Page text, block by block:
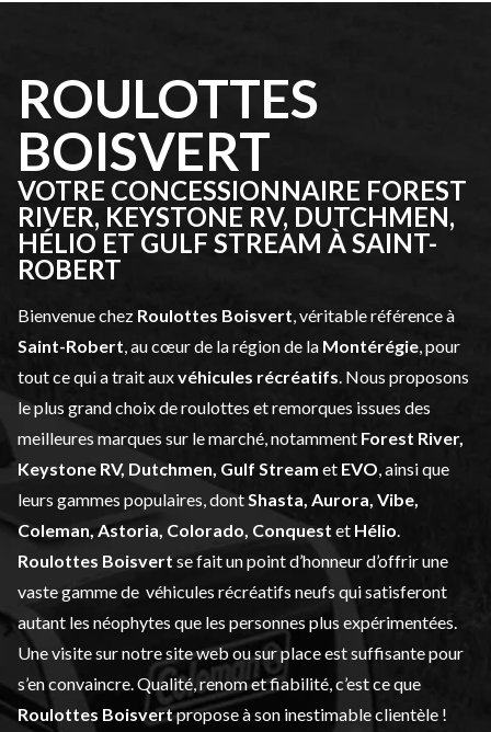
ROULOTTES
BOISVERT
VOTRE CONCESSIONNAIRE FOREST
RIVER, KEYSTONE RV, DUTCHMEN,
HÉLIO ET GULF STREAM À SAINT-
ROBERT
Bienvenue chez Roulottes Boisvert , véritable référence à
Saint-Robert , au cœur de la région de la Montérégie , pour
tout ce qui a trait auxvéhicules récréatifs . Nous proposons
le plus grand choix de roulottes et remorques issues des
meilleures marques sur le marché, notamment Forest River,
Keystone RV, Dutchmen, Gulf Stream et EVO , ainsi que
leurs gammes populaires, dont Shasta, Aurora, Vibe,
Coleman, Astoria, Colorado, Conquest et Hélio
Roulottes Boisvert se fait un point d’honneur d’offrir une
vaste gamme de véhicules récréatifs neufs qui satisferont
autant les néophytes que les personnes plus expérimentées.
Une visite sur notre site web ou sur place est suffisante pour
s’en convaincre. Qualité, renom et fiabilité, c’est ce que
Roulottes Boisvertpropose à son inestimable clientèle !